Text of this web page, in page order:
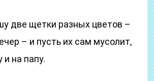
две щетки разных цветов –
– и пусть их сам мусолит,
и на папу.